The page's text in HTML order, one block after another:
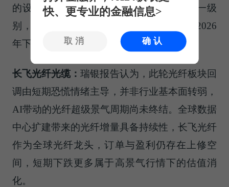
的设计语言，与理想L9、问界M9处于同一级
别，将主打大空间多人出行市场，这也是2026
年下半年最重要的SUV产品之一。
长飞光纤光缆：瑞银报告认为，此轮光纤板块回
调由短期恐慌情绪主导，并非行业基本面转弱，
AI带动的光纤超级景气周期尚未终结。全球数据
中心扩建带来的光纤增量具备持续性，长飞光纤
作为全球光纤龙头，订单与盈利仍存在上修空
间，短期下跌更多属于高景气行情下的估值消
化。
快、更专业的金融信息>
取消 确认